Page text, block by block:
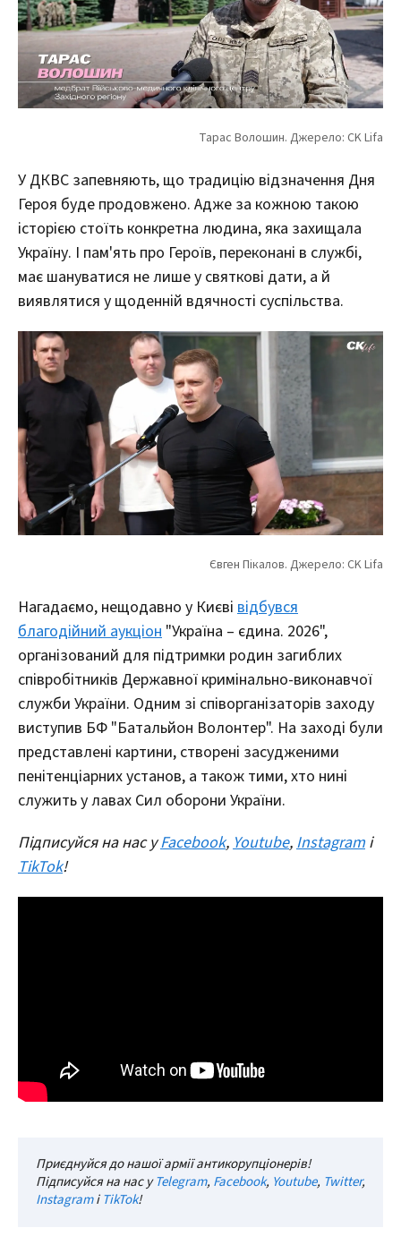
У ДКВС запевняють, що традицію відзначення Дня
Героя буде продовжено. Адже за кожною такою
історією стоїть конкретна людина, яка захищала
Україну. І пам'ять про Героїв, переконані в службі,
має шануватися не лише у святкові дати, а й
виявлятися у щоденній вдячності суспільства.
Нагадаємо, нещодавно у Києві відбувся
благодійний аукціон "Україна – єдина. 2026",
організований для підтримки родин загиблих
співробітників Державної кримінально-виконавчої
служби України. Одним зі співорганізаторів заходу
виступив БФ "Батальйон Волонтер". На заході були
представлені картини, створені засудженими
пенітенціарних установ, а також тими, хто нині
служить у лавах Сил оборони України.
Підписуйся на нас уFacebook, Youtube, Instagram і
TikTok!
Приєднуйся до нашої армії антикорупціонерів!
Підписуйся на нас уTelegram, Facebook, Youtube, Twitter,
InstagramіTikTok!